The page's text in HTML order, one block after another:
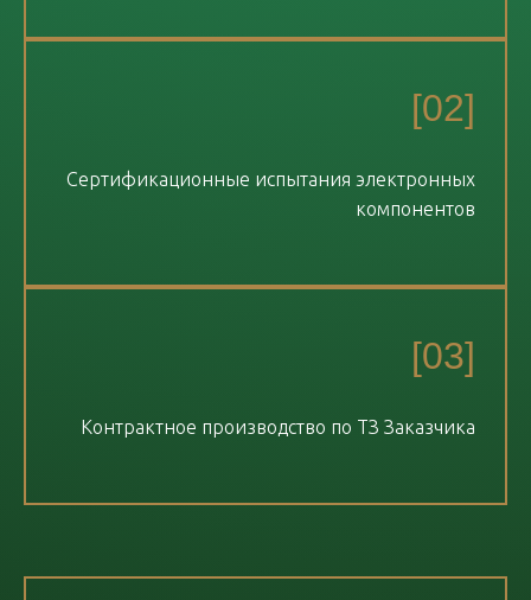
[02]
Сертификационные испытания электронных
компонентов
[03]
Контрактное производство по ТЗ Заказчика